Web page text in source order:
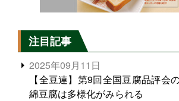
注目記事
2025年09月11日
【全豆連】第9回全国豆腐品評会
綿豆腐は多様化がみられる